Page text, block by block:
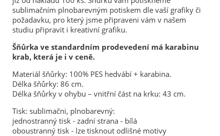
sublimačním plnobarevným potiskem dle vaší grafiky či
požadavku, pro který jsme připraveni vám v našem
studiu připravit i kreativní grafiku.
Šňůrka ve standardním prodevedení má karabinu
krab, která je i v ceně.
Materiál šňůrky: 100% PES hedvábí + karabina.
Délka šňůrky: 86 cm.
Délka šňůrky v ohybu – vnitřní část na krku: 43 cm.
Tisk: sublimačni, plnobarevný:
jednostranný tisk - zadní strana - bílá
oboustranný tisk - lze tisknout odlišné motivy